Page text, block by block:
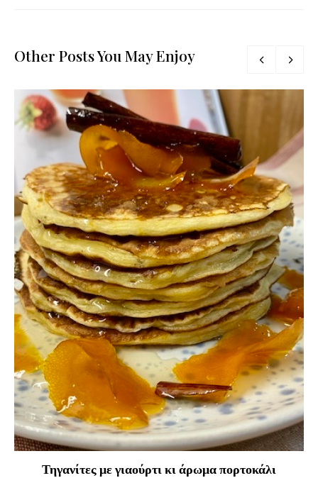
Other Posts You May Enjoy
Τηγανίτες με γιαούρτι κι άρωμα πορτοκάλι